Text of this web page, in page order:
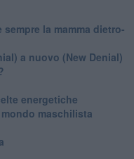
la mamma dietro-
a nuovo (New Denial)
energetiche
maschilista